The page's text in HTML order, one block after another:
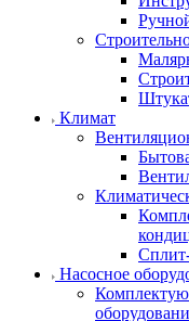
Климат
Насосное